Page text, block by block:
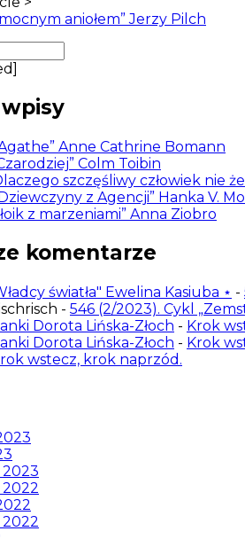
aniołem” Jerzy Pilch
Anne Cathrine Bomann
Colm Toibin
szczęśliwy człowiek nie
z Agencji” Hanka V.
z marzeniami” Anna Ziobro
komentarze
światła" Ewelina Kasiuba ⋆ -
- 546 (2/2023). Cykl
Dorota Lińska-Złoch - Krok
Dorota Lińska-Złoch - Krok
wstecz, krok naprzód.